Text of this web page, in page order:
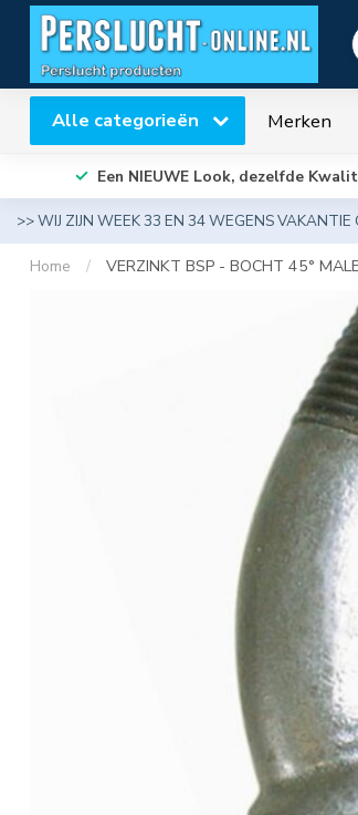
Alle categorieën Merken
Een NIEUWE Look, dezelfde
>> WIJ ZIJN WEEK 33 EN 34 WEGENS VAKANTIE
Home / VERZINKT BSP - BOCHT 45°